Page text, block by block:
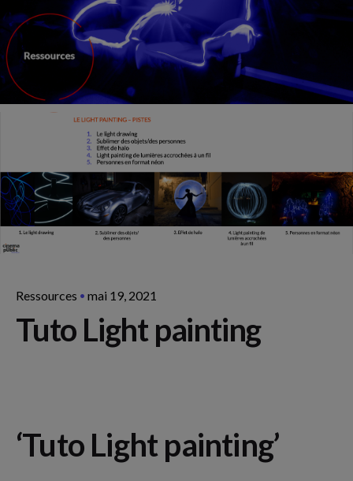
Ressources mai 19, 2021
Tuto Light painting
‘Tuto Light painting’